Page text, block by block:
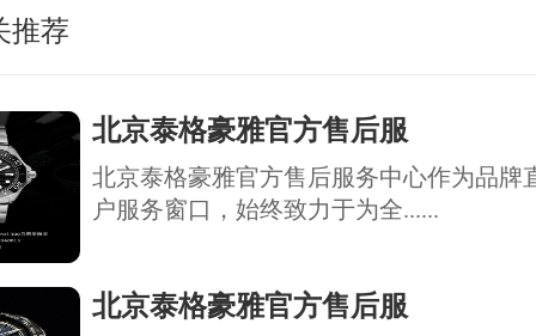
推荐
北京泰格豪雅官方售后服
北京泰格豪雅官方售后服务中心作为品牌
户服务窗口，始终致力于为全......
北京泰格豪雅官方售后服